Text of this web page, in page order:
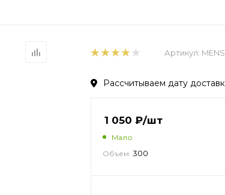
Артикул:
Рассчитываем дату
1 050 ₽/шт
Мало
Объем: 300